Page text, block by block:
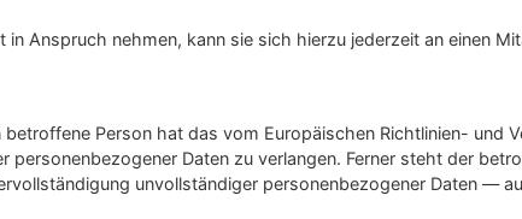
Anspruch nehmen, kann sie sich hierzu jederzeit an einen
Person hat das vom Europäischen Richtlinien- und
Daten zu verlangen. Ferner steht der
unvollständiger personenbezogener Daten —